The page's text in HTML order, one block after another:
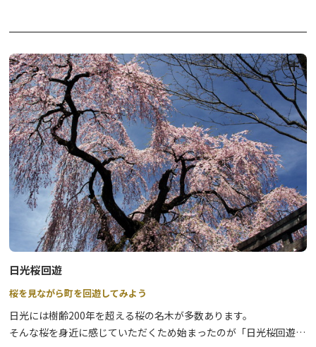
日光桜回遊
桜を見ながら町を回遊してみよう
日光には樹齢200年を超える桜の名木が多数あります。
そんな桜を身近に感じていただくため始まったのが「日光桜回遊」